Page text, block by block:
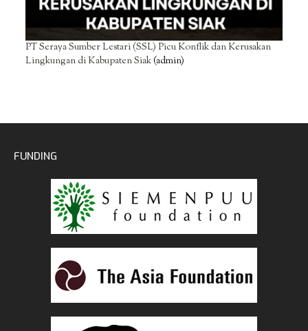
PT Seraya Sumber Lestari (SSL) Picu Konflik dan Kerusakan
Lingkungan di Kabupaten Siak(admin)
FUNDING